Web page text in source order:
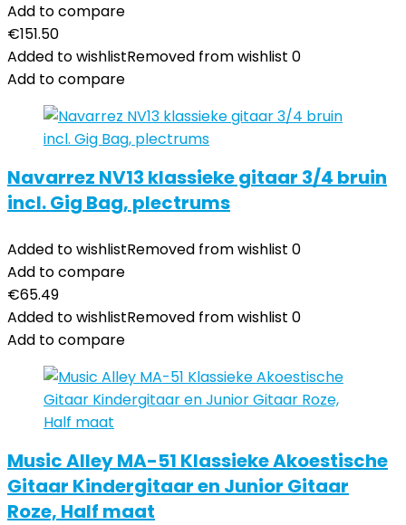
Add to compare
€151.50
Added to wishlistRemoved from wishlist 0
Add to compare
Navarrez NV13 klassieke gitaar 3/4 bruin
incl. Gig Bag, plectrums
Added to wishlistRemoved from wishlist 0
Add to compare
€65.49
Added to wishlistRemoved from wishlist 0
Add to compare
Music Alley MA-51 Klassieke Akoestische
Gitaar Kindergitaar en Junior Gitaar
Roze, Half maat